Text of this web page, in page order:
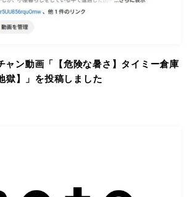
ャン動画「【危険な暑さ】タイミー倉庫
獄】」を投稿しました